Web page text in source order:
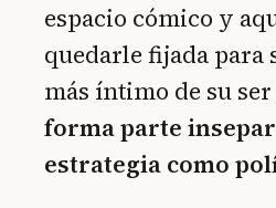
espacio cómico y
quedarle fijada para
más íntimo de su
forma parte
estrategia como